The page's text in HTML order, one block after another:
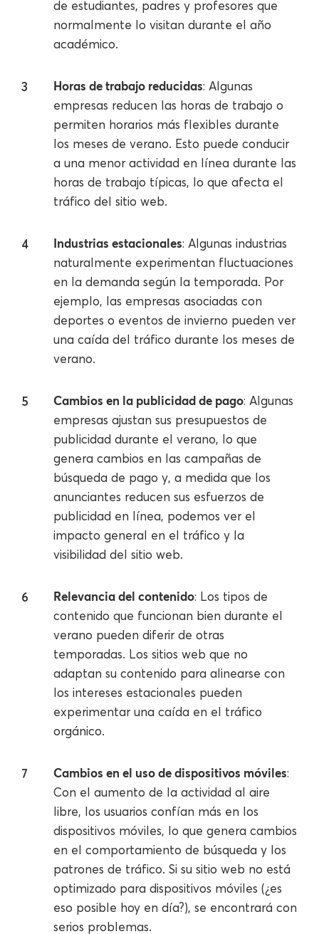
de estudiantes, padres y profesores que
normalmente lo visitan durante el año
académico.
Horas de trabajo reducidas: Algunas
empresas reducen las horas de trabajo o
permiten horarios más flexibles durante
los meses de verano. Esto puede conducir
a una menor actividad en línea durante las
horas de trabajo típicas, lo que afecta el
tráfico del sitio web.
Industrias estacionales: Algunas industrias
naturalmente experimentan fluctuaciones
en la demanda según la temporada. Por
ejemplo, las empresas asociadas con
deportes o eventos de invierno pueden ver
una caída del tráfico durante los meses de
verano.
Cambios en la publicidad de pago: Algunas
empresas ajustan sus presupuestos de
publicidad durante el verano, lo que
genera cambios en las campañas de
búsqueda de pago y, a medida que los
anunciantes reducen sus esfuerzos de
publicidad en línea, podemos ver el
impacto general en el tráfico y la
visibilidad del sitio web.
Relevancia del contenido: Los tipos de
contenido que funcionan bien durante el
verano pueden diferir de otras
temporadas. Los sitios web que no
adaptan su contenido para alinearse con
los intereses estacionales pueden
experimentar una caída en el tráfico
orgánico.
Cambios en el uso de dispositivos móviles:
Con el aumento de la actividad al aire
libre, los usuarios confían más en los
dispositivos móviles, lo que genera cambios
en el comportamiento de búsqueda y los
patrones de tráfico. Si su sitio web no está
optimizado para dispositivos móviles (¿es
eso posible hoy en día?), se encontrará con
serios problemas.